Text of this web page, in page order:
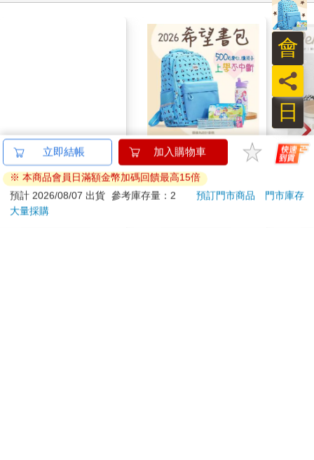
典藏-古美術8月2026第
405期
240 特價 228 元
加入購物車
2026第12屆希望書包
組／文具組
51 折 特價 500
【
列-
立即結帳 加入購物車
※ 本商品會員日滿額金幣加碼回饋最高15倍
預計 2026/08/07 出貨 參考庫存量：2 預訂門市商品
門市庫存
大量採購
日
員
會